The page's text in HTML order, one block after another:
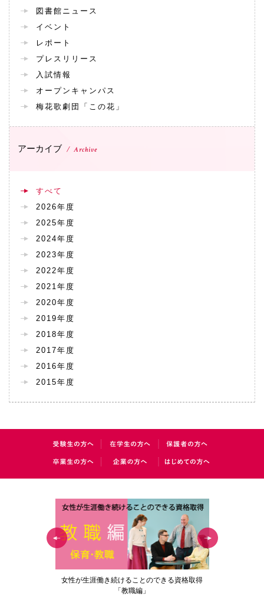
図書館ニュース
イベント
レポート
プレスリリース
入試情報
オープンキャンパス
梅花歌劇団「この花」
アーカイブ Archive
すべて
2026年度
2025年度
2024年度
2023年度
2022年度
2021年度
2020年度
2019年度
2018年度
2017年度
2016年度
2015年度
女性が生涯働き続けることのできる資格取得
「教職編」